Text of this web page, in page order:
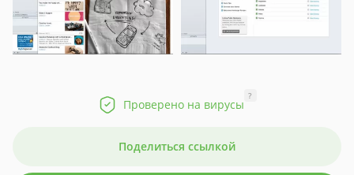
Проверено на вирусы
?
Поделиться ссылкой